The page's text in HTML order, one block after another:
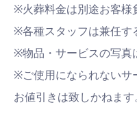
※火葬料金は別途お客様
※各種スタッフは兼任す
※物品・サービスの写真
※ご使用になられないサ
お値引きは致しかねます。